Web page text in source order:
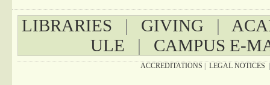
LIBRARIES | GIVING |
ULE | CAMPUS E-
ACCREDITATIONS |LEGAL NOTICES